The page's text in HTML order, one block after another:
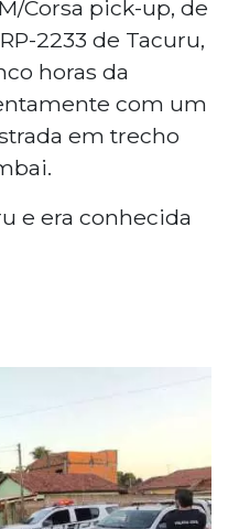
Corsa pick-up, de
2233 de Tacuru,
horas da
com um
em trecho
e era conhecida